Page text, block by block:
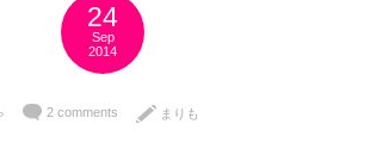
24
Sep
2014
2 comments まりも